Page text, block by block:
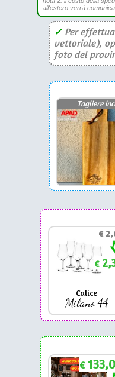
all'estero verrà
✓Per
vettoriale),
foto del
Tagliere
€
€
Calice
Milano 44
€